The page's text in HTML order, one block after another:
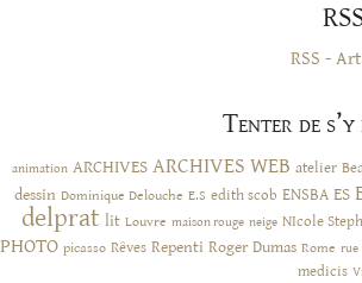
RSS -
Tenter de
animation ARCHIVES ARCHIVES WEB atelier
dessin Dominique Delouche E.S edith scob ENSBA ES
delprat lit Louvre maison rouge neige NIcole
PHOTO picasso Rêves Repenti Roger Dumas Rome rue
medicis